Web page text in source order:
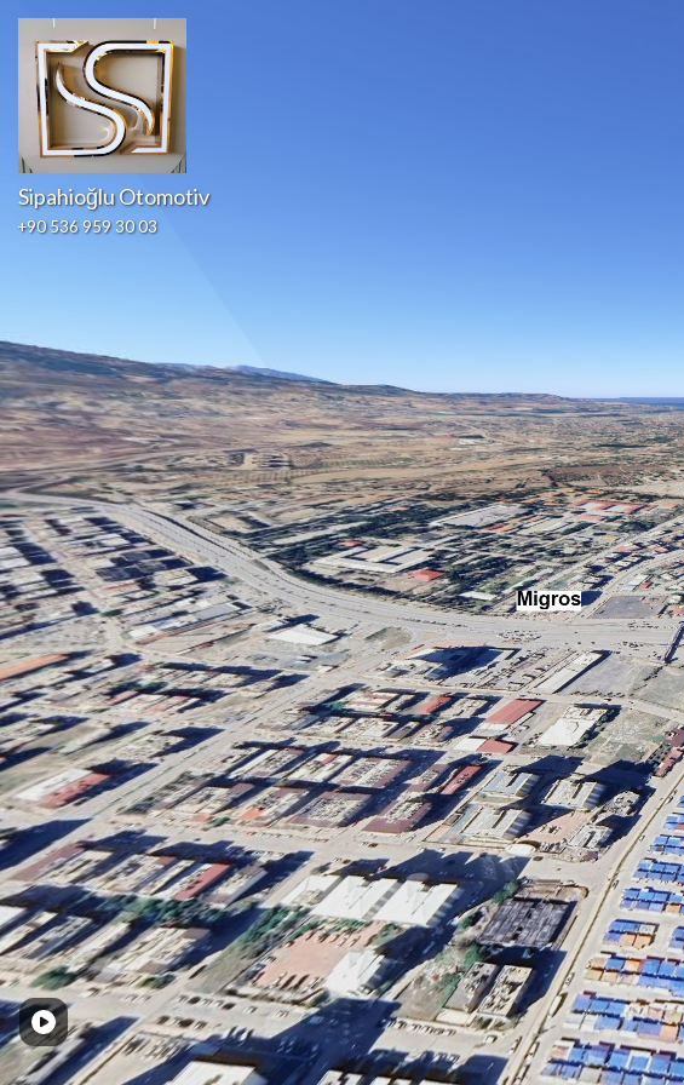
Sipahioğlu Otomotiv
+90 536 959 30 03